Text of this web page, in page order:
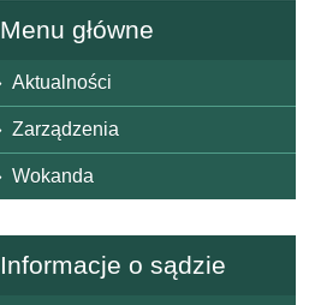
Menu główne
Menu główne
Aktualności
Zarządzenia
Wokanda
Informacje o sądzie